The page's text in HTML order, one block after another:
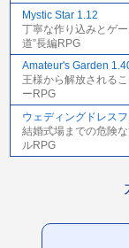
Mystic Star 1.12
丁寧な作り込みとゲ
道”長編RPG
Amateur's Garden
王様から解放される
ーRPG
ウェディングドレス
結婚式場までの危険
ルRPG